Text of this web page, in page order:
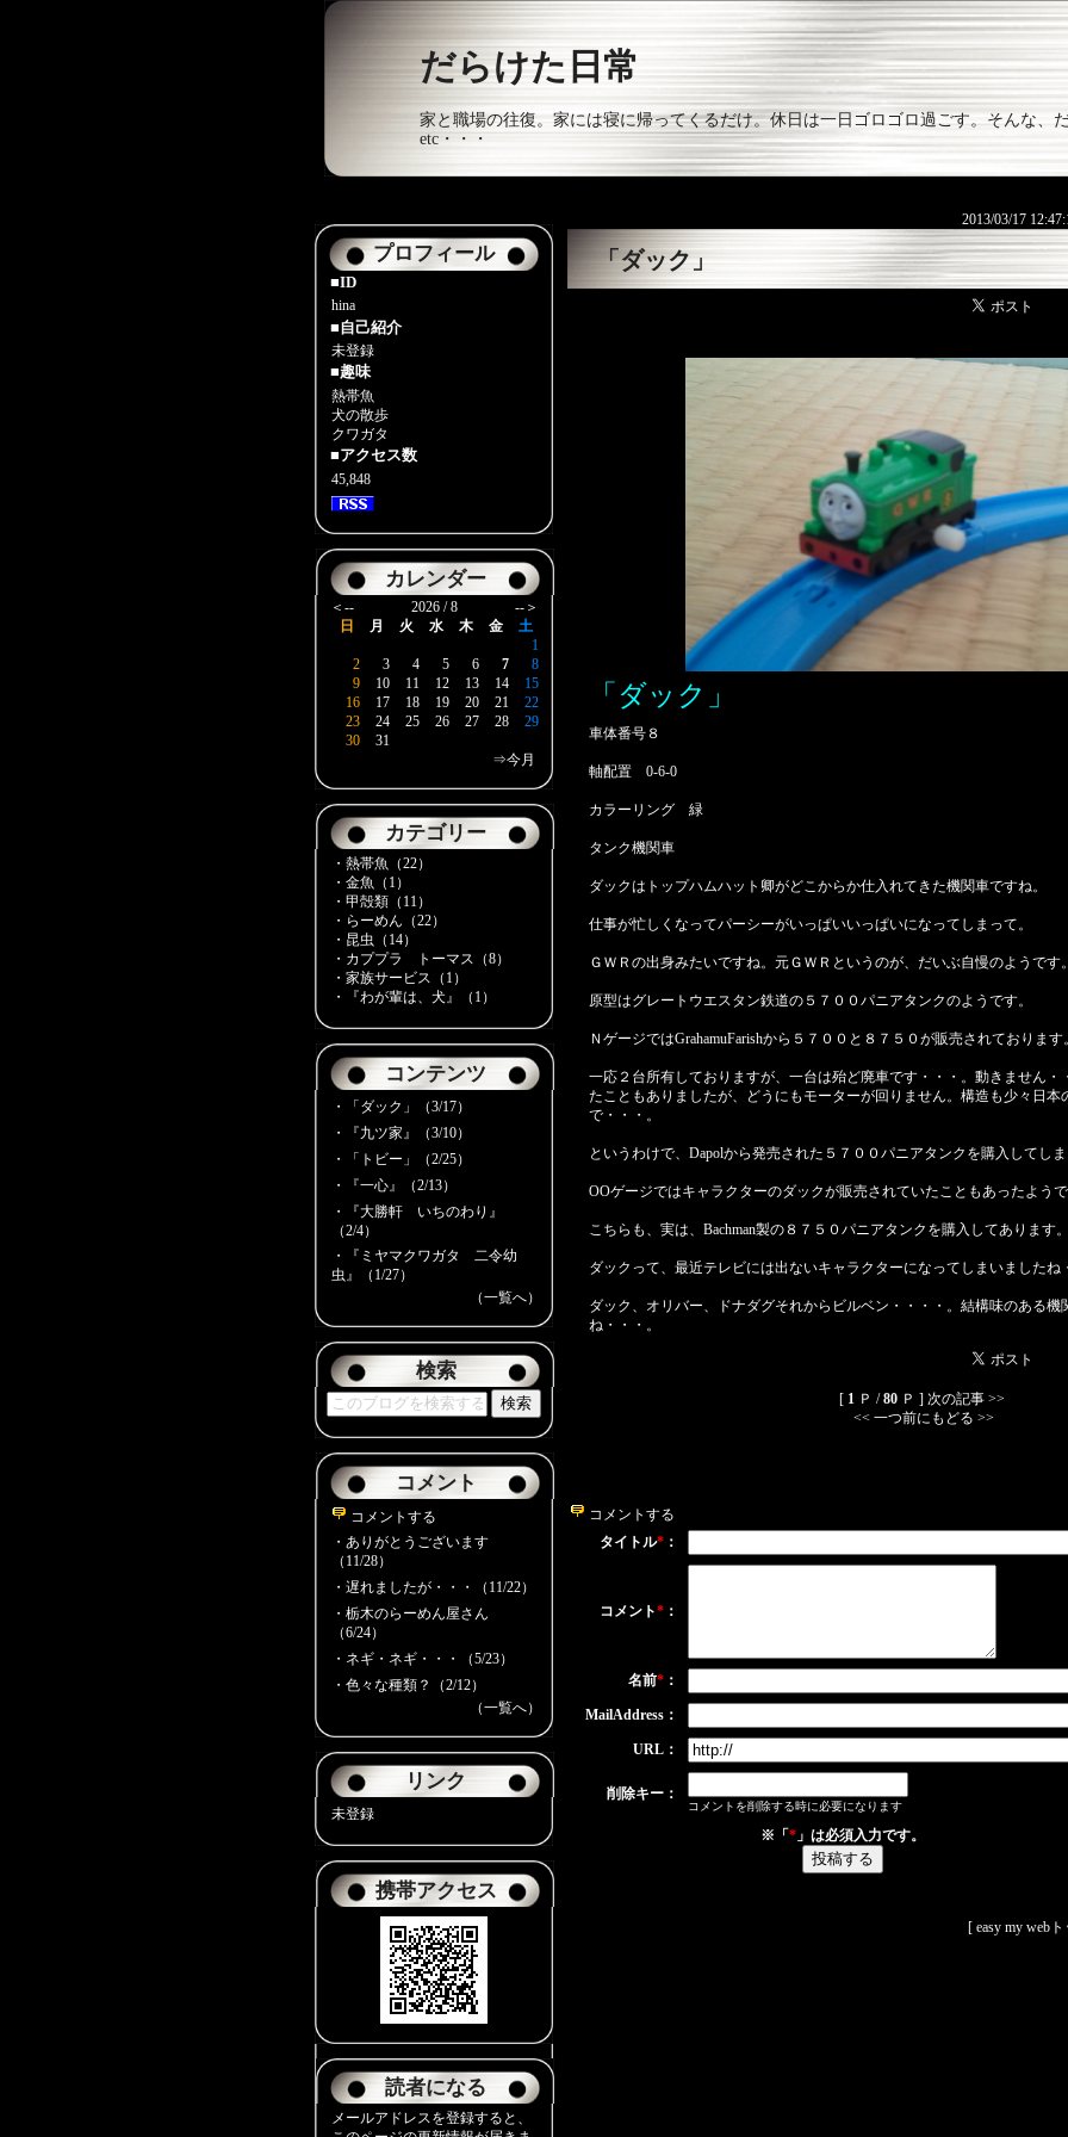
だらけた日常
家と職場の往復。家には寝に帰ってくるだけ。休日は一日ゴロゴロ過ごす。そんな、
etc・・・
プロフィール
■ID
hina
■自己紹介
未登録
■趣味
熱帯魚
犬の散歩
クワガタ
■アクセス数
45,848
カレンダー
＜-- 2026 / 8
--＞
日
月 火 水 木 金
土
1
2
3 4 5 6 7
8
9
10 11 12 13 14
15
16
17 18 19 20 21
22
23
24 25 26 27 28
29
30
31
⇒今月
カテゴリー
・熱帯魚（22）
・金魚（1）
・甲殻類（11）
・らーめん（22）
・昆虫（14）
・カププラ トーマス（8）
・家族サービス（1）
・『わが輩は、犬』（1）
コンテンツ
・
「ダック」（3/17）
・
『九ツ家』（3/10）
・
「トビー」（2/25）
・
『一心』（2/13）
・
『大勝軒 いちのわり』
（2/4）
・
『ミヤマクワガタ 二令幼
虫』（1/27）
（一覧へ）
検索
コメント
コメントする
・ありがとうございます
（11/28）
・遅れましたが・・・（11/22）
・栃木のらーめん屋さん
（6/24）
・ ネギ・ネギ・・・（5/23）
・色々な種類？（2/12）
（一覧へ）
リンク
未登録
携帯アクセス
読者になる
メールアドレスを登録すると、
2013/03/17
「ダック」
「ダック」
車体番号８
軸配置 0-6-0
カラーリング 緑
タンク機関車
ダックはトップハムハット卿がどこからか仕入れてきた機関車ですね。
仕事が忙しくなってパーシーがいっぱいいっぱいになってしまって。
ＧＷＲの出身みたいですね。元ＧＷＲというのが、だいぶ自慢のようです
原型はグレートウエスタン鉄道の５７００パニアタンクのようです。
ＮゲージではGrahamuFarishから５７００と８７５０が販売されております
一応２台所有しておりますが、一台は殆ど廃車です・・・。動きません・
たこともありましたが、どうにもモーターが回りません。構造も少々日本
で・・・。
というわけで、Dapolから発売された５７００パニアタンクを購入してし
OOゲージではキャラクターのダックが販売されていたこともあったよう
こちらも、実は、Bachman製の８７５０パニアタンクを購入してあります
ダックって、最近テレビには出ないキャラクターになってしまいましたね
ダック、オリバー、ドナダグそれからビルベン・・・・。結構味のある機
ね・・・。
[ 1Ｐ /80Ｐ ] 次の記事 >>
<< 一つ前にもどる >>
コメントする
タイトル* ：
コメント* ：
名前* ：
MailAddress：
URL：
削除キー：
コメントを削除する時に必要になります
※「 *」は必須入力です。
[ easy my web